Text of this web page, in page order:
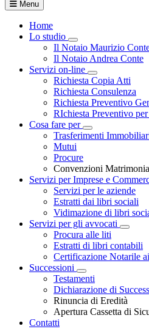
Menu
Home
Lo studio
Visualizza menù di
Il Notaio Maurizio
Il Notaio Andrea Conte
Servizi on-line
Visualizza
Richiesta Copia Atti
Richiesta Consulenza
Richiesta Preventivo
RIchiesta Preventivo
Cosa fare per
Visualizza menù
Trasferimenti
Mutui
Procure
Convenzioni
Servizi per Imprese e
Servizi per le aziende
Estratti dai libri sociali
Vidimazione di libri
Servizi per gli avvocati
Procura alle liti
Estratti di libri contabili
Certificazione Notarile
Successioni
Visualizza menù di
Testamenti
Dichiarazione di
Rinuncia di Eredità
Apertura Cassetta di
Contatti